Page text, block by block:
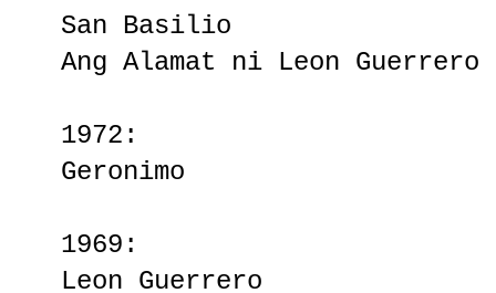
San Basilio
Ang Alamat ni Leon Guerrero
1972:
Geronimo
1969:
Leon Guerrero